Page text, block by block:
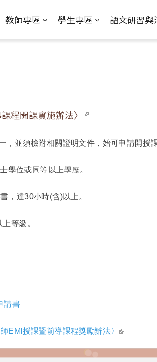
教師專區 學生專區 語文研習與
程開課實施辦法〉 (link is external)
並須檢附相關證明文件，始可申請開授課
學位或同等以上學歷。
，達30小時(含)以上。
等級。
請書
EMI授課暨前導課程獎勵辦法〉 (link is